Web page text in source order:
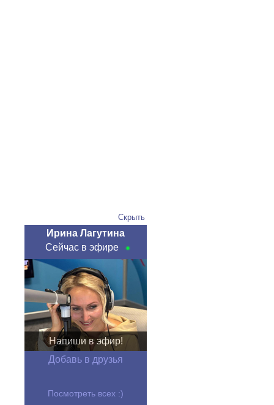
Скрыть
Ирина Лагутина
Сейчас в эфире
Напиши в эфир!
Добавь в друзья
Посмотреть всех :)